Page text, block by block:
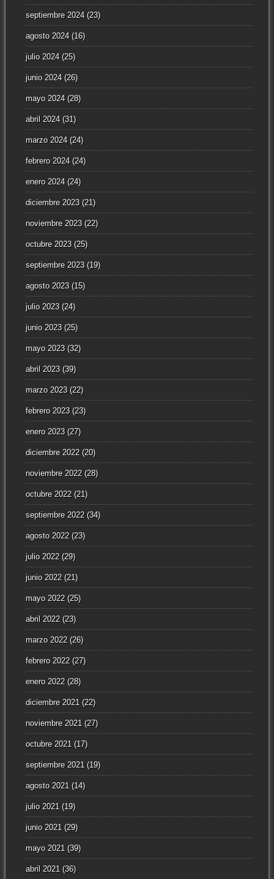
septiembre 2024(23)
agosto 2024(16)
julio 2024(25)
junio 2024(26)
mayo 2024(28)
abril 2024(31)
marzo 2024(24)
febrero 2024(24)
enero 2024(24)
diciembre 2023(21)
noviembre 2023(22)
octubre 2023(25)
septiembre 2023(19)
agosto 2023(15)
julio 2023(24)
junio 2023(25)
mayo 2023(32)
abril 2023(39)
marzo 2023(22)
febrero 2023(23)
enero 2023(27)
diciembre 2022(20)
noviembre 2022(28)
octubre 2022(21)
septiembre 2022(34)
agosto 2022(23)
julio 2022(29)
junio 2022(21)
mayo 2022(25)
abril 2022(23)
marzo 2022(26)
febrero 2022(27)
enero 2022(28)
diciembre 2021(22)
noviembre 2021(27)
octubre 2021(17)
septiembre 2021(19)
agosto 2021(14)
julio 2021(19)
junio 2021(29)
mayo 2021(39)
abril 2021(36)